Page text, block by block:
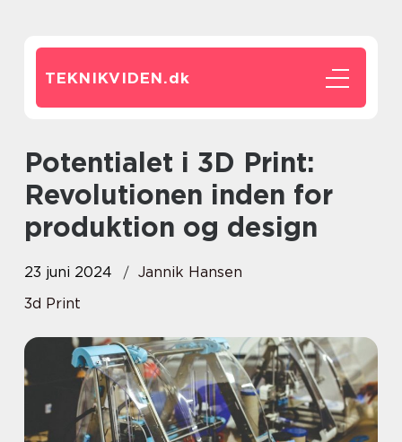
TEKNIKVIDEN.dk
Potentialet i 3D Print:
Revolutionen inden for
produktion og design
23 juni 2024
Jannik Hansen
3d Print